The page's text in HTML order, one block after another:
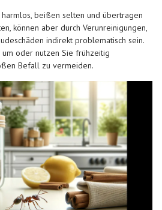
beißen selten und übertragen
können aber durch Verunreinigungen,
indirekt problematisch sein.
oder nutzen Sie frühzeitig
Befall zu vermeiden.